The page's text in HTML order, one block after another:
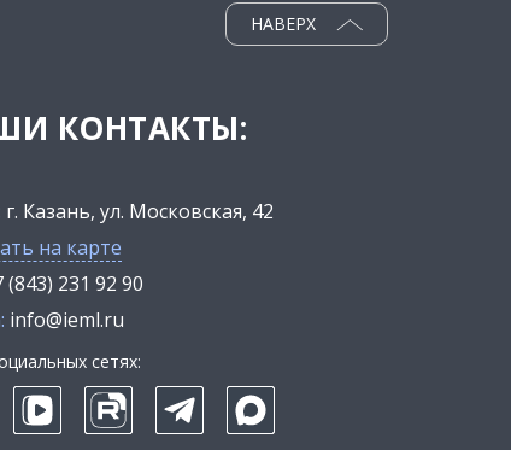
НАВЕРХ
КОНТАКТЫ:
г. Казань, ул. Московская, 42
на карте
(843) 231 92 90
info@ieml.ru
сетях: